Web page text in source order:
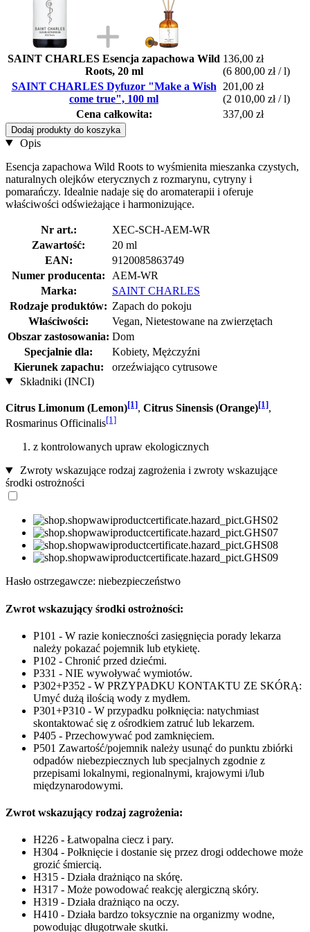
SAINT CHARLES Esencja zapachowa Wild
Roots, 20 ml
136,00 zł
(6 800,00 zł / l)
SAINT CHARLES Dyfuzor "Make a Wish
come true", 100 ml
201,00 zł
(2 010,00 zł / l)
Cena całkowita:
337,00 zł
Dodaj produkty do koszyka
Opis
Esencja zapachowa Wild Roots to wyśmienita mieszanka czystych,
naturalnych olejków eterycznych z rozmarynu, cytryny i
pomarańczy. Idealnie nadaje się do aromaterapii i oferuje
właściwości odświeżające i harmonizujące.
Nr art.:
XEC-SCH-AEM-WR
Zawartość:
20 ml
EAN:
9120085863749
Numer producenta:
AEM-WR
Marka:
SAINT CHARLES
Rodzaje produktów: Zapach do pokoju
Właściwości:
Vegan, Nietestowane na zwierzętach
Obszar zastosowania: Dom
Specjalnie dla:
Kobiety, Mężczyźni
Kierunek zapachu:
orzeźwiająco cytrusowe
Składniki (INCI)
Citrus Limonum (Lemon)[1], Citrus Sinensis (Orange)[1],
Rosmarinus Officinalis[1]
z kontrolowanych upraw ekologicznych
Zwroty wskazujące rodzaj zagrożenia i zwroty wskazujące
środki ostrożności
Hasło ostrzegawcze: niebezpieczeństwo
Zwrot wskazujący środki ostrożności:
P101 - W razie konieczności zasięgnięcia porady lekarza
należy pokazać pojemnik lub etykietę.
P102 - Chronić przed dziećmi.
P331 - NIE wywoływać wymiotów.
P302+P352 - W PRZYPADKU KONTAKTU ZE SKÓRĄ:
Umyć dużą ilością wody z mydłem.
P301+P310 - W przypadku połknięcia: natychmiast
skontaktować się z ośrodkiem zatruć lub lekarzem.
P405 - Przechowywać pod zamknięciem.
P501 Zawartość/pojemnik należy usunąć do punktu zbiórki
odpadów niebezpiecznych lub specjalnych zgodnie z
przepisami lokalnymi, regionalnymi, krajowymi i/lub
międzynarodowymi.
Zwrot wskazujący rodzaj zagrożenia:
H226 - Łatwopalna ciecz i pary.
H304 - Połknięcie i dostanie się przez drogi oddechowe może
grozić śmiercią.
H315 - Działa drażniąco na skórę.
H317 - Może powodować reakcję alergiczną skóry.
H319 - Działa drażniąco na oczy.
H410 - Działa bardzo toksycznie na organizmy wodne,
powodując długotrwałe skutki.